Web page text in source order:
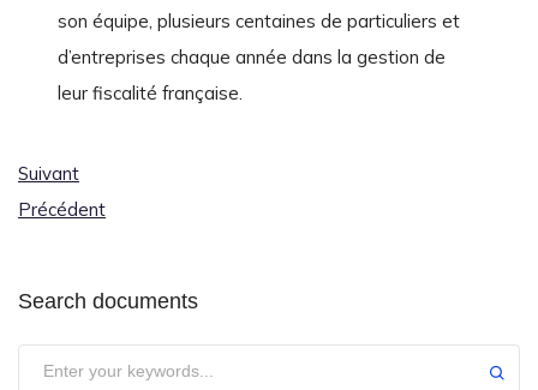
son équipe, plusieurs centaines de particuliers et
d’entreprises chaque année dans la gestion de
leur fiscalité française.
Suivant
Précédent
Search documents